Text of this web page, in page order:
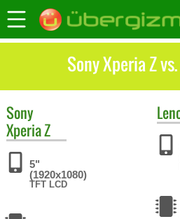
Sony Xperia Z
Sony
Xperia Z
5"
(1920x1080)
TFT LCD